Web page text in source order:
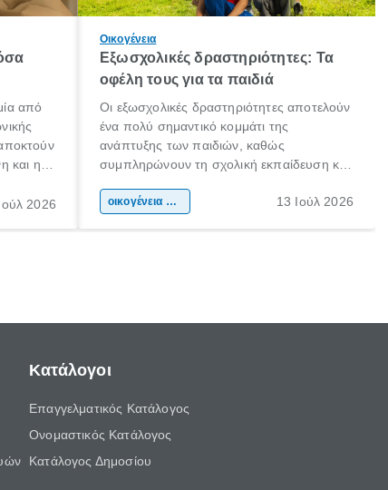
από
και η
2026
Οικογένεια
Εξωσχολικές δραστηριότητες: Τα
οφέλη τους για τα παιδιά
Οι εξωσχολικές δραστηριότητες αποτελούν
ένα πολύ σημαντικό κομμάτι της
ανάπτυξης των παιδιών, καθώς
συμπληρώνουν τη σχολική εκπαίδευση και
της προσωπικότητας, της κοινωνικότητας
οικογένεια & παιδί 13 Ιούλ 2026
Κατάλογοι
Επαγγελματικός Κατάλογος
Ονομαστικός Κατάλογος
Κατάλογος Δημοσίου